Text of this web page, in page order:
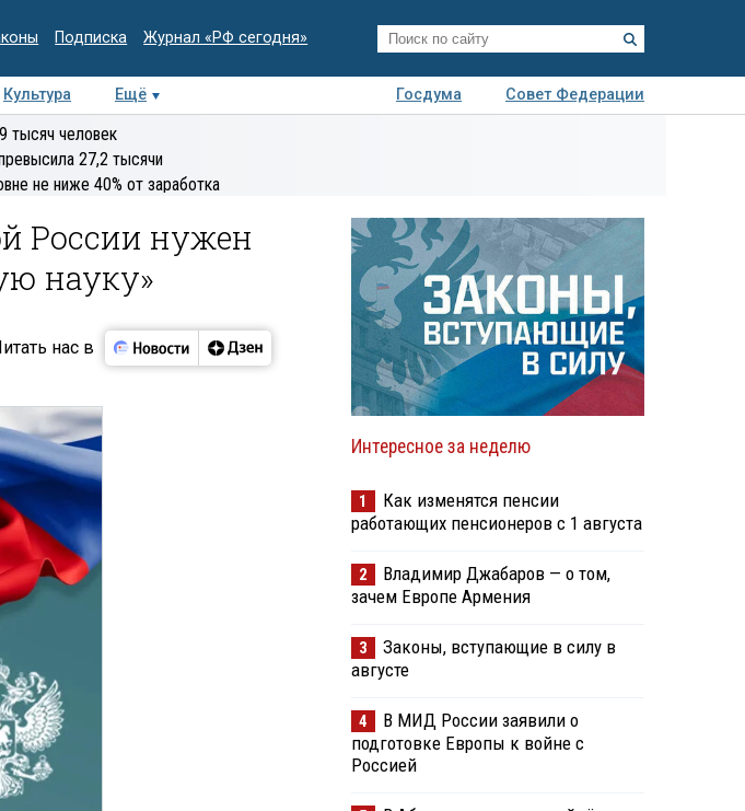
Подписка Журнал «РФ сегодня»
Культура Ещё Госдума
Совет Федерации
Колумнисты
тысяч человек
27,2 тысячи
не ниже 40% от заработка
России нужен
науку»
нас в
Интересное за неделю
1
Как изменятся пенсии
работающих пенсионеров с 1 августа
2
Владимир Джабаров — о том,
зачем Европе Армения
3
Законы, вступающие в силу в
августе
4
В МИД России заявили о
подготовке Европы к войне с
Россией